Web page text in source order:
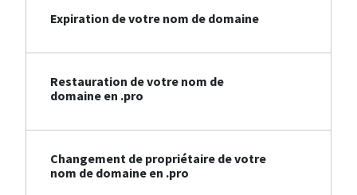
Expiration de votre nom de domaine
Restauration de votre nom de
domaine en .pro
Changement de propriétaire de votre
nom de domaine en .pro